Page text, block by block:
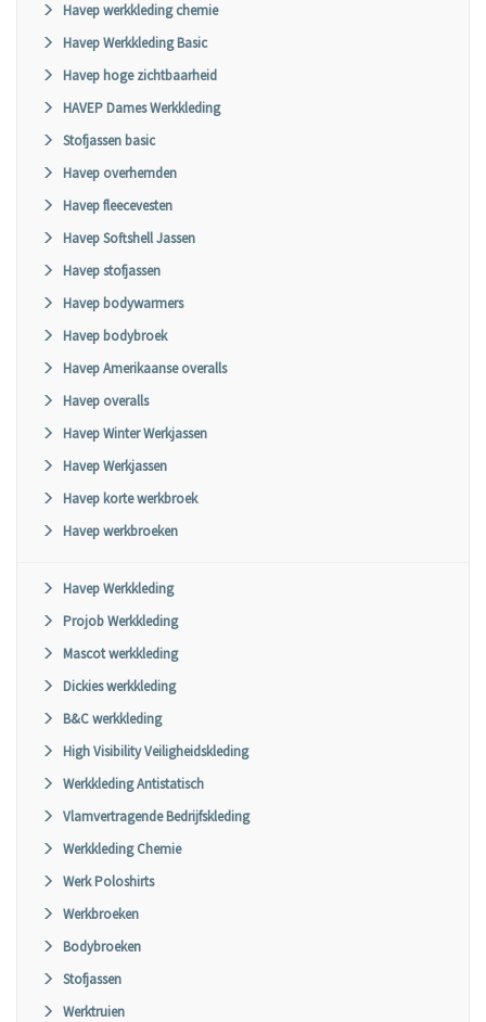
Havep werkkleding chemie
Havep Werkkleding Basic
Havep hoge zichtbaarheid
HAVEP Dames Werkkleding
Stofjassen basic
Havep overhemden
Havep fleecevesten
Havep Softshell Jassen
Havep stofjassen
Havep bodywarmers
Havep bodybroek
Havep Amerikaanse overalls
Havep overalls
Havep Winter Werkjassen
Havep Werkjassen
Havep korte werkbroek
Havep werkbroeken
Havep Werkkleding
Projob Werkkleding
Mascot werkkleding
Dickies werkkleding
B&C werkkleding
High Visibility Veiligheidskleding
Werkkleding Antistatisch
Vlamvertragende Bedrijfskleding
Werkkleding Chemie
Werk Poloshirts
Werkbroeken
Bodybroeken
Stofjassen
Werktruien